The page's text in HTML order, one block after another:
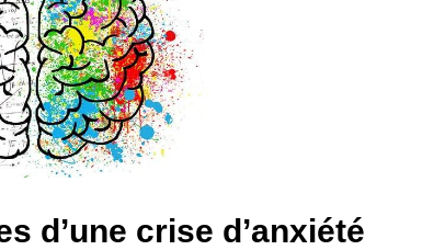
d’une crise d’anxiété